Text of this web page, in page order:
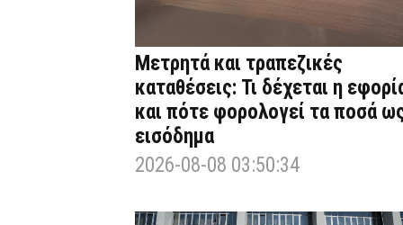
Μετρητά και τραπεζικές
καταθέσεις: Τι δέχεται η
και πότε φορολογεί τα ποσά
εισόδημα
2026-08-08 03:50:34